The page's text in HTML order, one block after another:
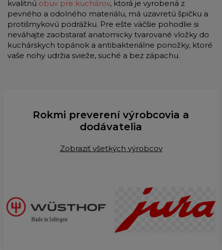
kvalitnú obuv pre kuchárov, ktorá je vyrobená z
pevného a odolného materiálu, má uzavretú špičku a
protišmykovú podrážku. Pre ešte väčšie pohodlie si
neváhajte zaobstarať anatomicky tvarované vložky do
kuchárskych topánok a antibakteriálne ponožky, ktoré
vaše nohy udržia svieže, suché a bez zápachu.
Rokmi preverení výrobcovia a
dodávatelia
Zobraziť všetkých výrobcov